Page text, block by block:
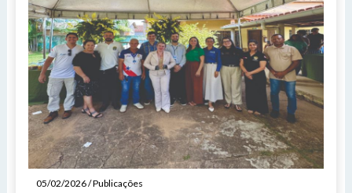
05/02/2026 / Publicações